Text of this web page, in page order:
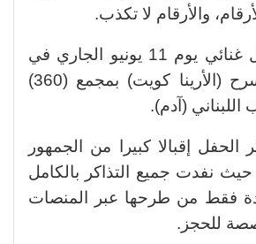
والأرقام لا تكذب.
كما أن لدي حفل غنائي يوم 11 يونيو الجاري في
الكويت على مسرح (الأرينا كويت) بمجمع (360)
(آدم).
إقبالا كبيرا من الجمهور
حيث نفدت جميع التذاكر بالكامل
فقط من طرحها عبر المنصات
للحجز.